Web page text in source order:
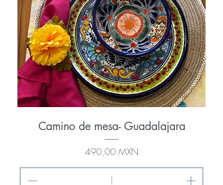
Camino de mesa- Guadalajara
Precio
490,00 MXN